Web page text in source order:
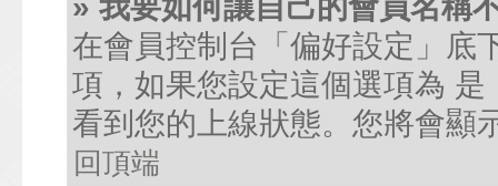
在會員控制台「偏好設定」底
項，如果您設定這個選項為 是
看到您的上線狀態。您將會顯
回頂端